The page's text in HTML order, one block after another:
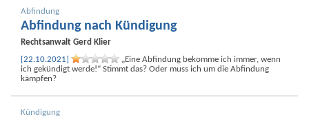
Abfindung
Abfindung nach Kündigung
Rechtsanwalt Gerd Klier
[22.10.2021]
„Eine Abfindung bekomme ich immer, wenn
ich gekündigt werde!“ Stimmt das? Oder muss ich um die Abfindung
kämpfen?
Kündigung